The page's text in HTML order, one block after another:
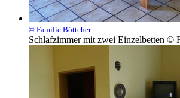
© Familie Böttcher
Schlafzimmer mit zwei Einzelbetten ©